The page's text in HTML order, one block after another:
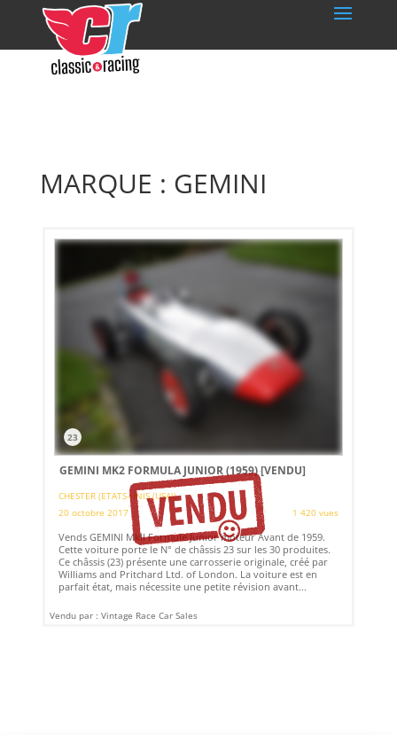
MARQUE : GEMINI
23
GEMINI MK2 FORMULA JUNIOR (1959)[VENDU]
CHESTER (ETATS-UNIS (USA))
20 octobre 2017
1 420 vues
Vends GEMINI MkII Formule Junior moteur Avant de 1959.
Cette voiture porte le N° de châssis 23 sur les 30 produites.
Ce châssis (23) présente une carrosserie originale, créé par
Williams and Pritchard Ltd. of London. La voiture est en
parfait état, mais nécessite une petite révision avant...
Vendu par : Vintage Race Car Sales